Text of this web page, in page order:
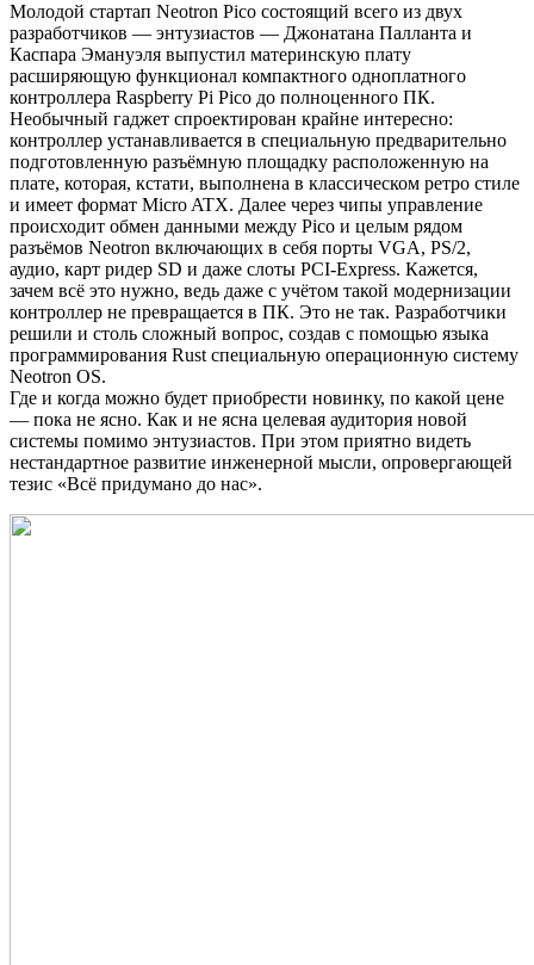
Молодой стартап Neotron Pico состоящий всего из двух
разработчиков — энтузиастов — Джонатана Палланта и
Каспара Эмануэля выпустил материнскую плату
расширяющую функционал компактного одноплатного
контроллера Raspberry Pi Pico до полноценного ПК.
Необычный гаджет спроектирован крайне интересно:
контроллер устанавливается в специальную предварительно
подготовленную разъёмную площадку расположенную на
плате, которая, кстати, выполнена в классическом ретро стиле
и имеет формат Micro ATX. Далее через чипы управление
происходит обмен данными между Pico и целым рядом
разъёмов Neotron включающих в себя порты VGA, PS/2,
аудио, карт ридер SD и даже слоты PCI-Express. Кажется,
зачем всё это нужно, ведь даже с учётом такой модернизации
контроллер не превращается в ПК. Это не так. Разработчики
решили и столь сложный вопрос, создав с помощью языка
программирования Rust специальную операционную систему
Neotron OS.
Где и когда можно будет приобрести новинку, по какой цене
— пока не ясно. Как и не ясна целевая аудитория новой
системы помимо энтузиастов. При этом приятно видеть
нестандартное развитие инженерной мысли, опровергающей
тезис «Всё придумано до нас».